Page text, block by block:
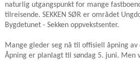
naturlig utgangspunkt for mange
tilreisende. SEKKEN SØR er området
Bygdetunet - Sekken oppvekstsenter.
Mange gleder seg nå til offisiell åpning av
Åpning er planlagt til søndag 5. juni. Men